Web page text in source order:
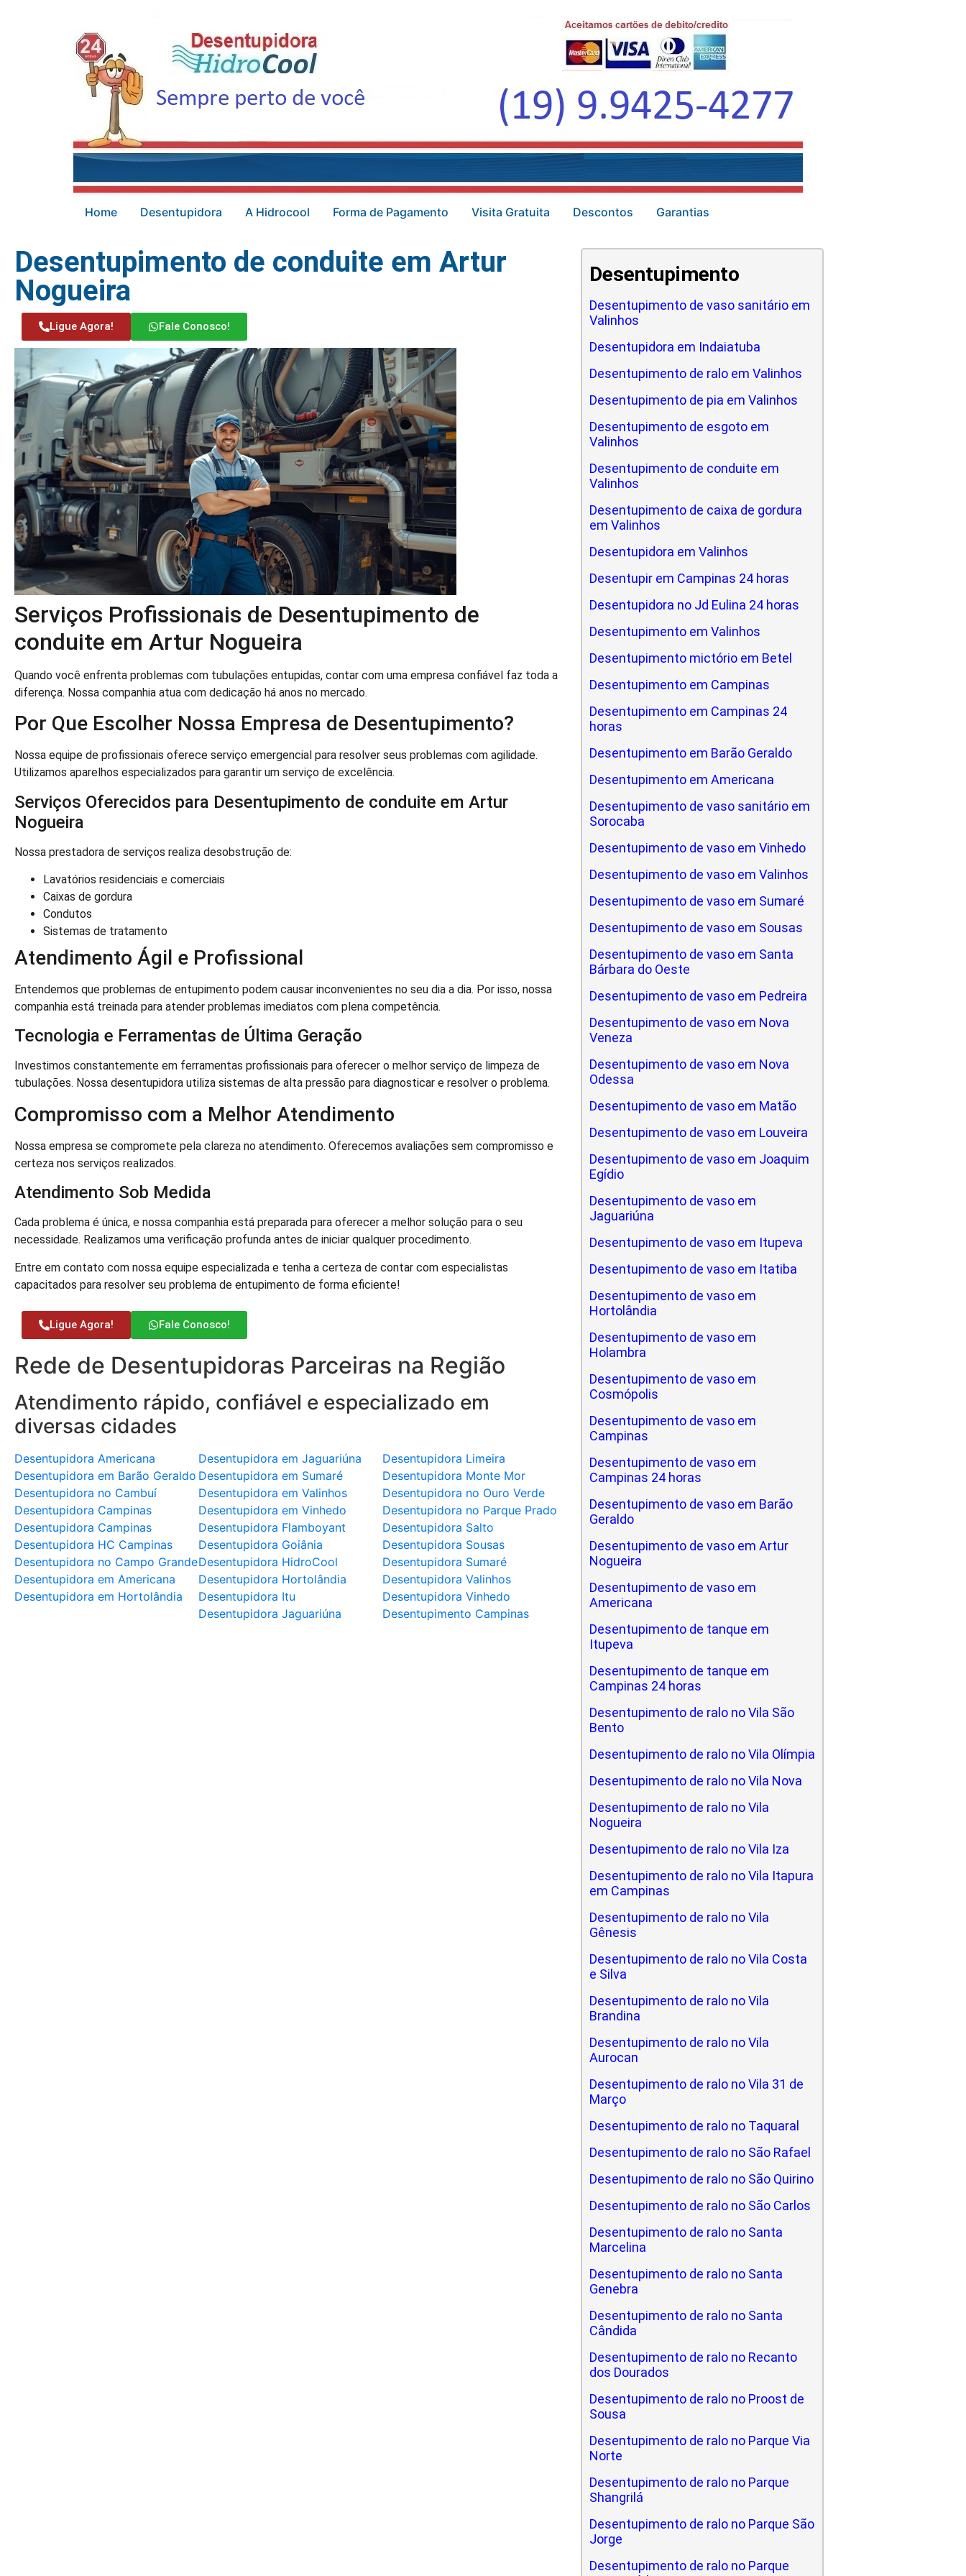
Home Desentupidora A Hidrocool Forma de Pagamento Visita Gratuita Descontos Garantias
Desentupimento de conduite em Artur
Nogueira
Ligue Agora! Fale Conosco!
Serviços Profissionais de Desentupimento de
conduite em Artur Nogueira
Quando você enfrenta problemas com tubulações entupidas, contar com uma empresa confiável faz toda a
diferença. Nossa companhia atua com dedicação há anos no mercado.
Por Que Escolher Nossa Empresa de Desentupimento?
Nossa equipe de profissionais oferece serviço emergencial para resolver seus problemas com agilidade.
Utilizamos aparelhos especializados para garantir um serviço de excelência.
Serviços Oferecidos para Desentupimento de conduite em Artur
Nogueira
Nossa prestadora de serviços realiza desobstrução de:
Lavatórios residenciais e comerciais
Caixas de gordura
Condutos
Sistemas de tratamento
Atendimento Ágil e Profissional
Entendemos que problemas de entupimento podem causar inconvenientes no seu dia a dia. Por isso, nossa
companhia está treinada para atender problemas imediatos com plena competência.
Tecnologia e Ferramentas de Última Geração
Investimos constantemente em ferramentas profissionais para oferecer o melhor serviço de limpeza de
tubulações. Nossa desentupidora utiliza sistemas de alta pressão para diagnosticar e resolver o problema.
Compromisso com a Melhor Atendimento
Nossa empresa se compromete pela clareza no atendimento. Oferecemos avaliações sem compromisso e
certeza nos serviços realizados.
Atendimento Sob Medida
Cada problema é única, e nossa companhia está preparada para oferecer a melhor solução para o seu
necessidade. Realizamos uma verificação profunda antes de iniciar qualquer procedimento.
Entre em contato com nossa equipe especializada e tenha a certeza de contar com especialistas
capacitados para resolver seu problema de entupimento de forma eficiente!
Ligue Agora! Fale Conosco!
Rede de Desentupidoras Parceiras na Região
Atendimento rápido, confiável e especializado em
diversas cidades
Desentupidora Americana
Desentupidora em Barão Geraldo
Desentupidora no Cambuí
Desentupidora Campinas
Desentupidora Campinas
Desentupidora HC Campinas
Desentupidora no Campo Grande
Desentupidora em Americana
Desentupidora em Hortolândia
Desentupidora em Jaguariúna
Desentupidora em Sumaré
Desentupidora em Valinhos
Desentupidora em Vinhedo
Desentupidora Flamboyant
Desentupidora Goiânia
Desentupidora HidroCool
Desentupidora Hortolândia
Desentupidora Itu
Desentupidora Jaguariúna
Desentupidora Limeira
Desentupidora Monte Mor
Desentupidora no Ouro Verde
Desentupidora no Parque Prado
Desentupidora Salto
Desentupidora Sousas
Desentupidora Sumaré
Desentupidora Valinhos
Desentupidora Vinhedo
Desentupimento Campinas
Desentupimento
Desentupimento de vaso sanitário em
Valinhos
Desentupidora em Indaiatuba
Desentupimento de ralo em Valinhos
Desentupimento de pia em Valinhos
Desentupimento de esgoto em
Valinhos
Desentupimento de conduite em
Valinhos
Desentupimento de caixa de gordura
em Valinhos
Desentupidora em Valinhos
Desentupir em Campinas 24 horas
Desentupidora no Jd Eulina 24 horas
Desentupimento em Valinhos
Desentupimento mictório em Betel
Desentupimento em Campinas
Desentupimento em Campinas 24
horas
Desentupimento em Barão Geraldo
Desentupimento em Americana
Desentupimento de vaso sanitário em
Sorocaba
Desentupimento de vaso em Vinhedo
Desentupimento de vaso em Valinhos
Desentupimento de vaso em Sumaré
Desentupimento de vaso em Sousas
Desentupimento de vaso em Santa
Bárbara do Oeste
Desentupimento de vaso em Pedreira
Desentupimento de vaso em Nova
Veneza
Desentupimento de vaso em Nova
Odessa
Desentupimento de vaso em Matão
Desentupimento de vaso em Louveira
Desentupimento de vaso em Joaquim
Egídio
Desentupimento de vaso em
Jaguariúna
Desentupimento de vaso em Itupeva
Desentupimento de vaso em Itatiba
Desentupimento de vaso em
Hortolândia
Desentupimento de vaso em
Holambra
Desentupimento de vaso em
Cosmópolis
Desentupimento de vaso em
Campinas
Desentupimento de vaso em
Campinas 24 horas
Desentupimento de vaso em Barão
Geraldo
Desentupimento de vaso em Artur
Nogueira
Desentupimento de vaso em
Americana
Desentupimento de tanque em
Itupeva
Desentupimento de tanque em
Campinas 24 horas
Desentupimento de ralo no Vila São
Bento
Desentupimento de ralo no Vila Olímpia
Desentupimento de ralo no Vila Nova
Desentupimento de ralo no Vila
Nogueira
Desentupimento de ralo no Vila Iza
Desentupimento de ralo no Vila Itapura
em Campinas
Desentupimento de ralo no Vila
Gênesis
Desentupimento de ralo no Vila Costa
e Silva
Desentupimento de ralo no Vila
Brandina
Desentupimento de ralo no Vila
Aurocan
Desentupimento de ralo no Vila 31 de
Março
Desentupimento de ralo no Taquaral
Desentupimento de ralo no São Rafael
Desentupimento de ralo no São Quirino
Desentupimento de ralo no São Carlos
Desentupimento de ralo no Santa
Marcelina
Desentupimento de ralo no Santa
Genebra
Desentupimento de ralo no Santa
Cândida
Desentupimento de ralo no Recanto
dos Dourados
Desentupimento de ralo no Proost de
Sousa
Desentupimento de ralo no Parque Via
Norte
Desentupimento de ralo no Parque
Shangrilá
Desentupimento de ralo no Parque São
Jorge
Desentupimento de ralo no Parque